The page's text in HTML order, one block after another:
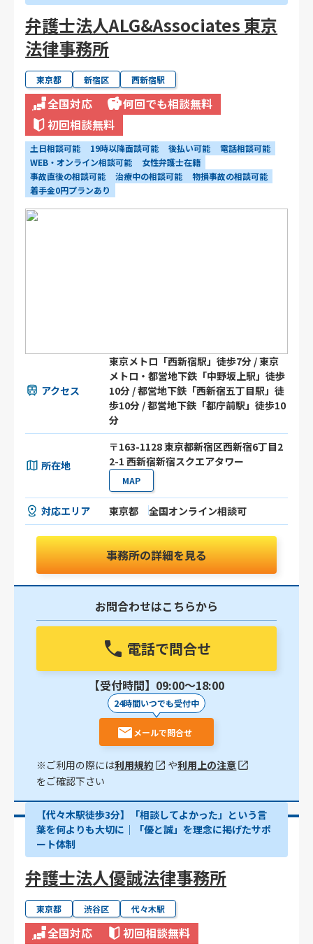
弁護士法人ALG&Associates 東京
法律事務所
東京都 新宿区 西新宿駅
全国対応
何回でも相談無料
初回相談無料
土日相談可能 19時以降面談可能 後払い可能
電話相談可能
WEB・オンライン相談可能
女性弁護士在籍
事故直後の相談可能
治療中の相談可能
物損事故の相談可能
着手金0円プランあり
アクセス
東京メトロ「西新宿駅」徒歩7分 / 東京
メトロ・都営地下鉄「中野坂上駅」徒歩
10分 / 都営地下鉄「西新宿五丁目駅」徒
歩10分 / 都営地下鉄「都庁前駅」徒歩10
分
所在地
〒163-1128 東京都新宿区西新宿6丁目2
2-1 西新宿新宿スクエアタワー
MAP
対応エリア 東京都 全国オンライン相談可
事務所の詳細を見る
お問合わせはこちらから
電話で問合せ
【受付時間】09:00〜18:00
24時間いつでも受付中
メールで問合せ
※ご利用の際には利用規約 や利用上の注意
をご確認下さい
【代々木駅徒歩3分】「相談してよかった」という言
葉を何よりも大切に｜「優と誠」を理念に掲げたサポ
ート体制
弁護士法人優誠法律事務所
東京都 渋谷区 代々木駅
全国対応 初回相談無料